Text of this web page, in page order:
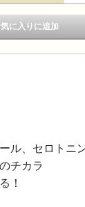
ル、セロトニ
チカラ
！